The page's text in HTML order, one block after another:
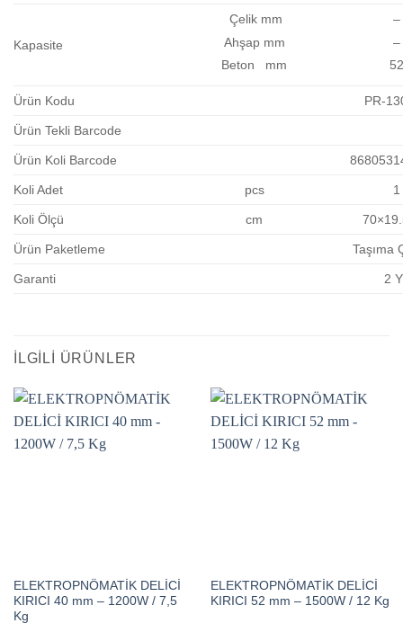
Kapasite
Çelik mm
Ahşap mm
Beton mm
–
–
Ürün Kodu PR-
Ürün Tekli Barcode
Ürün Koli Barcode
Koli Adet pcs 1
Koli Ölçü cm
Ürün Paketleme Taşıma
Garanti 2
İLGILI ÜRÜNLER
ELEKTROPNÖMATİK DELİCİ
KIRICI 40 mm – 1200W / 7,5
Kg
ELEKTROPNÖMATİK DELİCİ
KIRICI 52 mm – 1500W / 12 Kg